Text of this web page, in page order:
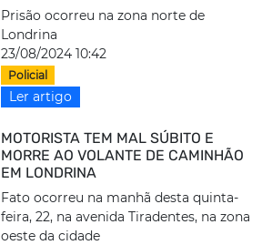
Prisão ocorreu na zona norte de
Londrina
23/08/2024 10:42
Policial
Ler artigo
MOTORISTA TEM MAL SÚBITO E
MORRE AO VOLANTE DE CAMINHÃO
EM LONDRINA
Fato ocorreu na manhã desta quinta-
feira, 22, na avenida Tiradentes, na zona
oeste da cidade